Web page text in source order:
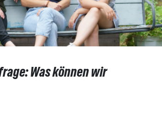
Was können wir